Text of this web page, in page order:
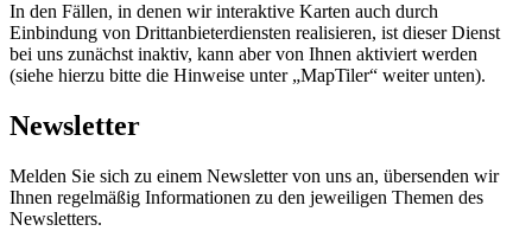
In den Fällen, in denen wir interaktive Karten auch durch
Einbindung von Drittanbieterdiensten realisieren, ist dieser Dienst
bei uns zunächst inaktiv, kann aber von Ihnen aktiviert werden
(siehe hierzu bitte die Hinweise unter „MapTiler“ weiter unten).
Newsletter
Melden Sie sich zu einem Newsletter von uns an, übersenden wir
Ihnen regelmäßig Informationen zu den jeweiligen Themen des
Newsletters.